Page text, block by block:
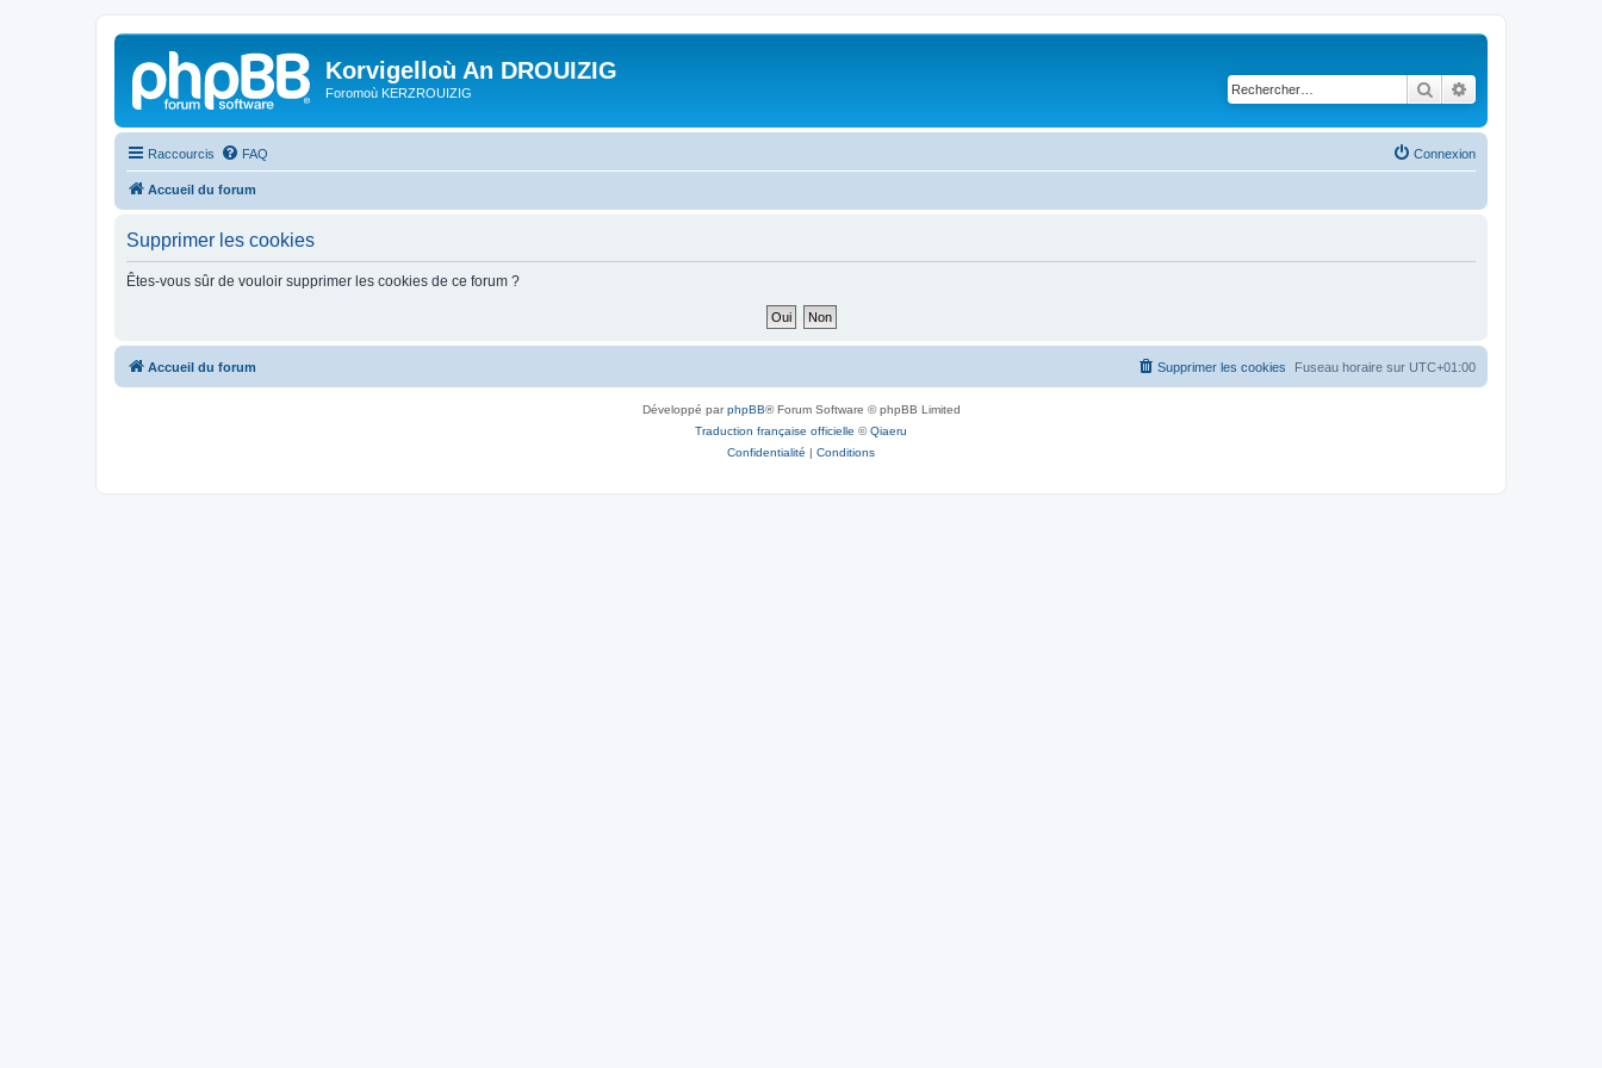
Korvigelloù An DROUIZIG
Foromoù KERZROUIZIG Rechercher
Raccourcis FAQ Connexion
Accueil du forum
Supprimer les cookies
Êtes-vous sûr de vouloir supprimer les cookies de ce forum ?
Accueil du forum Fuseau horaire sur UTC+01:00
Supprimer les cookies
Développé parphpBB® Forum Software © phpBB Limited
Traduction française officielle ©Qiaeru
Confidentialité | Conditions